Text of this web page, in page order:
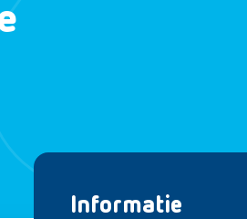
Informatie